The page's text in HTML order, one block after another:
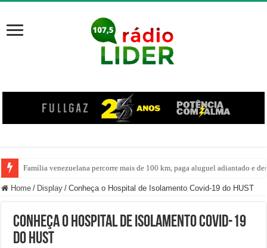
Família venezuelana percorre mais de 100 km, paga aluguel adiantado e
Home / Display / Conheça o Hospital de Isolamento Covid-19 do HUST
Conheça o Hospital de Isolamento Covid-19
do HUST